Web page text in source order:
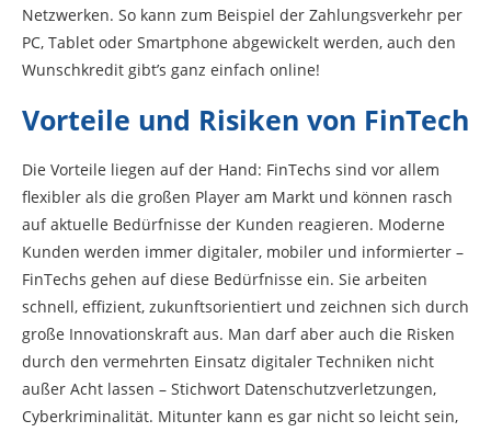
Netzwerken. So kann zum Beispiel der Zahlungsverkehr per
PC, Tablet oder Smartphone abgewickelt werden, auch den
Wunschkredit gibt’s ganz einfach online!
Vorteile und Risiken von FinTech
Die Vorteile liegen auf der Hand: FinTechs sind vor allem
flexibler als die großen Player am Markt und können rasch
auf aktuelle Bedürfnisse der Kunden reagieren. Moderne
Kunden werden immer digitaler, mobiler und informierter –
FinTechs gehen auf diese Bedürfnisse ein. Sie arbeiten
schnell, effizient, zukunftsorientiert und zeichnen sich durch
große Innovationskraft aus. Man darf aber auch die Risken
durch den vermehrten Einsatz digitaler Techniken nicht
außer Acht lassen – Stichwort Datenschutzverletzungen,
Cyberkriminalität. Mitunter kann es gar nicht so leicht sein,